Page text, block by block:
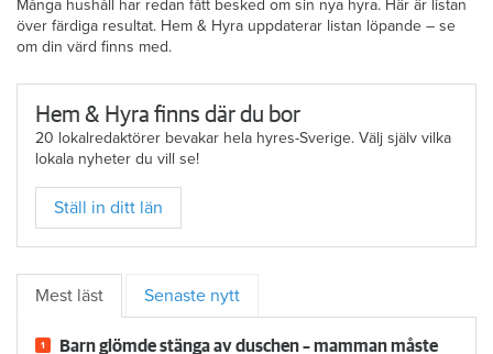
Nu pågår förhandlingar om 2025 års hyror i Västra Götaland.
Många hushåll har redan fått besked om sin nya hyra. Här är listan
över färdiga resultat. Hem & Hyra uppdaterar listan löpande – se
Hem & Hyra finns där du bor
20 lokalredaktörer bevakar hela hyres-Sverige. Välj själv vilka
lokala nyheter du vill se!
Ställ in ditt län
Senaste nytt